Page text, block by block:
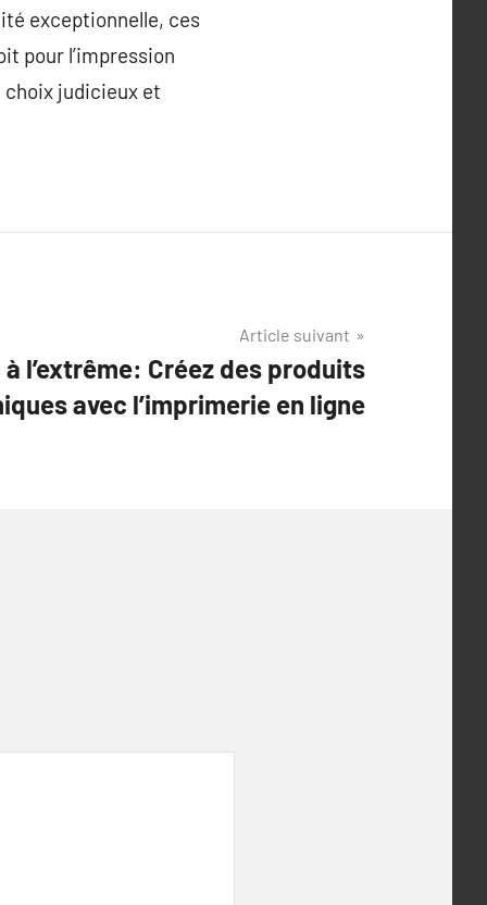
exceptionnelle, ces
pour l’impression
choix judicieux et
Article suivant
l’extrême: Créez des produits
avec l’imprimerie en ligne